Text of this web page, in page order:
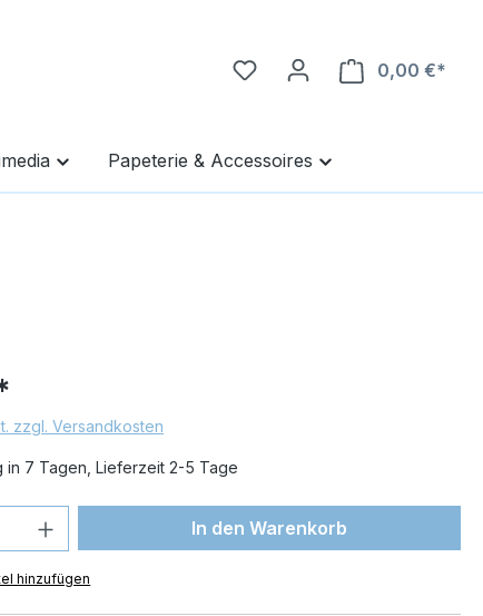
0,00 €*
Papeterie & Accessoires
zzgl. Versandkosten
in 7 Tagen, Lieferzeit 2-5 Tage
Gib den gewünschten Wert
In den Warenkorb
hinzufügen